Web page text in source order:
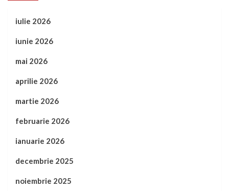
iulie 2026
iunie 2026
mai 2026
aprilie 2026
martie 2026
februarie 2026
ianuarie 2026
decembrie 2025
noiembrie 2025